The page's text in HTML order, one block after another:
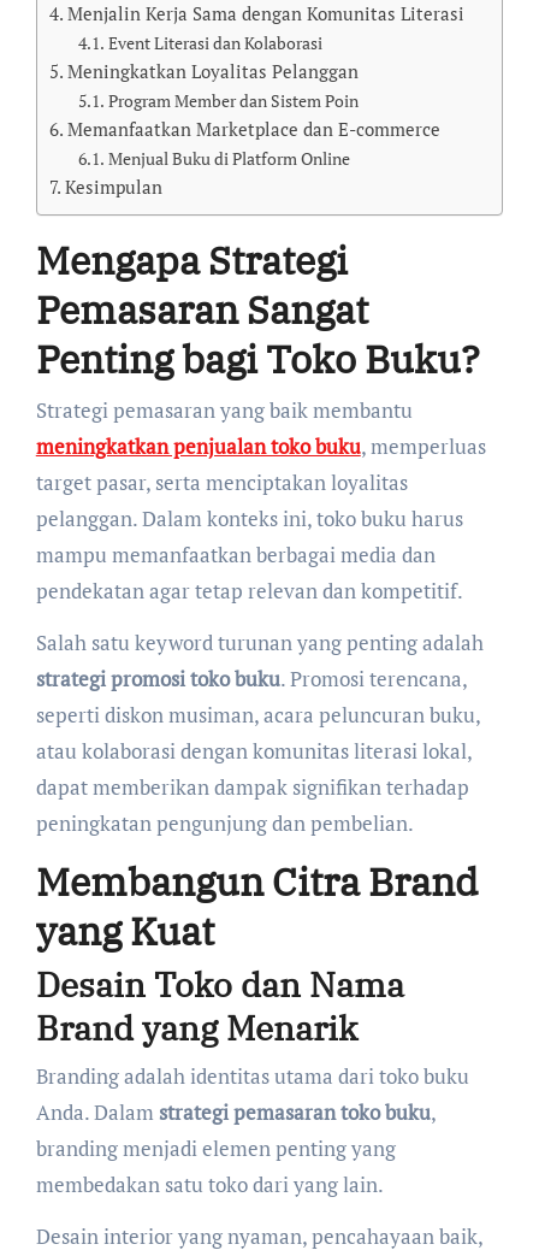
Menjalin Kerja Sama dengan Komunitas Literasi
Event Literasi dan Kolaborasi
Meningkatkan Loyalitas Pelanggan
Program Member dan Sistem Poin
Memanfaatkan Marketplace dan E-commerce
Menjual Buku di Platform Online
Kesimpulan
Mengapa Strategi
Pemasaran Sangat
Penting bagi Toko Buku?
Strategi pemasaran yang baik membantu
meningkatkan penjualan toko buku, memperluas
target pasar, serta menciptakan loyalitas
pelanggan. Dalam konteks ini, toko buku harus
mampu memanfaatkan berbagai media dan
pendekatan agar tetap relevan dan kompetitif.
Salah satu keyword turunan yang penting adalah
strategi promosi toko buku. Promosi terencana,
seperti diskon musiman, acara peluncuran buku,
atau kolaborasi dengan komunitas literasi lokal,
dapat memberikan dampak signifikan terhadap
peningkatan pengunjung dan pembelian.
Membangun Citra Brand
yang Kuat
Desain Toko dan Nama
Brand yang Menarik
Branding adalah identitas utama dari toko buku
Anda. Dalam strategi pemasaran toko buku,
branding menjadi elemen penting yang
membedakan satu toko dari yang lain.
Desain interior yang nyaman, pencahayaan baik,